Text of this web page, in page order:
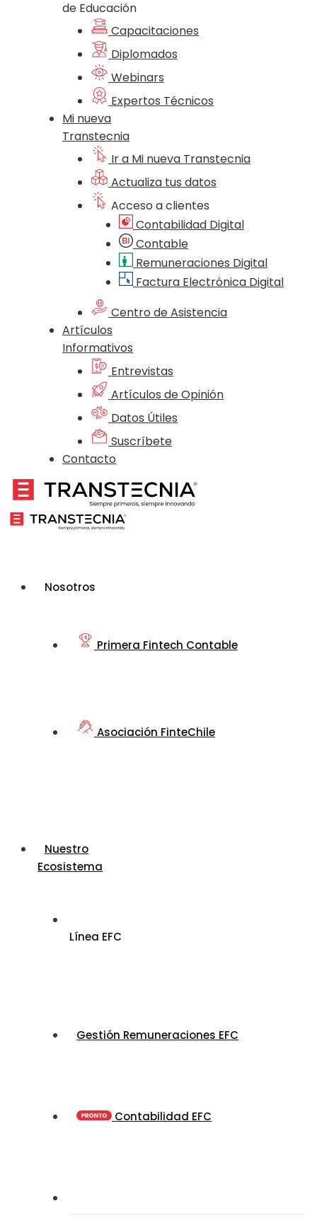
de Educación
Capacitaciones
Diplomados
Webinars
Expertos Técnicos
Mi nueva
Transtecnia
Ir a Mi nueva Transtecnia
Actualiza tus datos
Acceso a clientes
Contabilidad Digital
Contable
Remuneraciones Digital
Factura Electrónica Digital
Centro de Asistencia
Artículos
Informativos
Entrevistas
Artículos de Opinión
Datos Útiles
Suscríbete
Contacto
Nosotros
Primera Fintech Contable
Asociación FinteChile
Nuestro
Ecosistema
Línea EFC
Gestión Remuneraciones EFC
Contabilidad EFC